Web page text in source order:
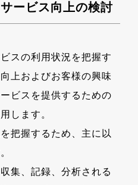
ービス向上の検討
スの利用状況を把握す
上およびお客様の興味
ビスを提供するための
します。
把握するため、主に以
集、記録、分析される